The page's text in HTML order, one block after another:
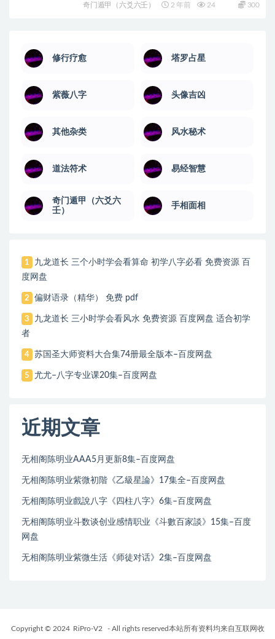
奇门遁甲（六爻六壬） 2 年前 24 300
修行疗愈 塔罗占星
紫薇八字 头像吉凶
其他杂类 风水秘术
道法符术 易经智慧
奇门遁甲（六爻六
壬）
手相面相
1
九龙道长 三个小时学会看算命 初学八字必看 免费资源 百
度网盘
2 偏财语录（精华） 免费 pdf
3
九龙道长 三小时学会看风水 免费资源 百度网盘 适合初学
者
4 苏国圣大师资料大合集74册最全版本–百度网盘
5 尤尤–八字专业课20集–百度网盘
近期文章
无相阁陈明业AAA5月更新8集–百度网盘
无相阁陈明业紫微初階《乙級星論》17集全–百度网盘
无相阁陈明业戲說八字《四柱八字》6集–百度网盘
无相阁陈明业斗数谈创业感情职业《斗數百家談》15集–百度
网盘
无相阁陈明业紫微生活《师徒对话》2集–百度网盘
Copyright © 2024 RiPro-V2 - All rights reserved本站所有资料均来自互联网收